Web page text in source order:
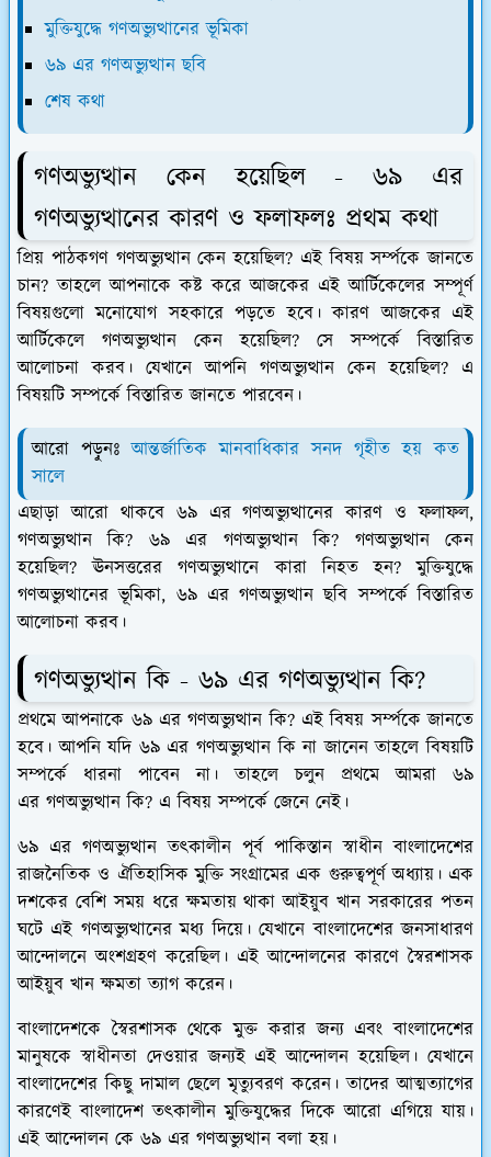
মুক্তিযুদ্ধে গণঅভ্যুত্থানের ভূমিকা
৬৯ এর গণঅভ্যুত্থান ছবি
শেষ কথা
গণঅভ্যুত্থান কেন হয়েছিল - ৬৯ এর
গণঅভ্যুত্থানের কারণ ও ফলাফলঃ প্রথম কথা
প্রিয় পাঠকগণ গণঅভ্যুত্থান কেন হয়েছিল? এই বিষয় সর্ম্পকে জানতে
চান? তাহলে আপনাকে কষ্ট করে আজকের এই আর্টিকেলের সম্পূর্ণ
বিষয়গুলো মনোযোগ সহকারে পড়তে হবে। কারণ আজকের এই
আর্টিকেলে গণঅভ্যুত্থান কেন হয়েছিল? সে সম্পর্কে বিস্তারিত
আলোচনা করব। যেখানে আপনি গণঅভ্যুত্থান কেন হয়েছিল? এ
বিষয়টি সম্পর্কে বিস্তারিত জানতে পারবেন।
আরো পড়ুনঃআন্তর্জাতিক মানবাধিকার সনদ গৃহীত হয় কত
সালে
এছাড়া আরো থাকবে ৬৯ এর গণঅভ্যুত্থানের কারণ ও ফলাফল,
গণঅভ্যুত্থান কি? ৬৯ এর গণঅভ্যুত্থান কি? গণঅভ্যুত্থান কেন
হয়েছিল? ঊনসত্তরের গণঅভ্যুত্থানে কারা নিহত হন? মুক্তিযুদ্ধে
গণঅভ্যুত্থানের ভূমিকা, ৬৯ এর গণঅভ্যুত্থান ছবি সম্পর্কে বিস্তারিত
আলোচনা করব।
গণঅভ্যুত্থান কি - ৬৯ এর গণঅভ্যুত্থান কি?
প্রথমে আপনাকে ৬৯ এর গণঅভ্যুত্থান কি? এই বিষয় সর্ম্পকে জানতে
হবে। আপনি যদি ৬৯ এর গণঅভ্যুত্থান কি না জানেন তাহলে বিষয়টি
সম্পর্কে ধারনা পাবেন না। তাহলে চলুন প্রথমে আমরা ৬৯
এর গণঅভ্যুত্থান কি? এ বিষয় সম্পর্কে জেনে নেই।
৬৯ এর গণঅভ্যুত্থান তৎকালীন পূর্ব পাকিস্তান স্বাধীন বাংলাদেশের
রাজনৈতিক ও ঐতিহাসিক মুক্তি সংগ্রামের এক গুরুত্বপূর্ণ অধ্যায়। এক
দশকের বেশি সময় ধরে ক্ষমতায় থাকা আইয়ুব খান সরকারের পতন
ঘটে এই গণঅভ্যুত্থানের মধ্য দিয়ে। যেখানে বাংলাদেশের জনসাধারণ
আন্দোলনে অংশগ্রহণ করেছিল। এই আন্দোলনের কারণে স্বৈরশাসক
আইয়ুব খান ক্ষমতা ত্যাগ করেন।
বাংলাদেশকে স্বৈরশাসক থেকে মুক্ত করার জন্য এবং বাংলাদেশের
মানুষকে স্বাধীনতা দেওয়ার জন্যই এই আন্দোলন হয়েছিল। যেখানে
বাংলাদেশের কিছু দামাল ছেলে মৃত্যুবরণ করেন। তাদের আত্মত্যাগের
কারণেই বাংলাদেশ তৎকালীন মুক্তিযুদ্ধের দিকে আরো এগিয়ে যায়।
এই আন্দোলন কে ৬৯ এর গণঅভ্যুত্থান বলা হয়।